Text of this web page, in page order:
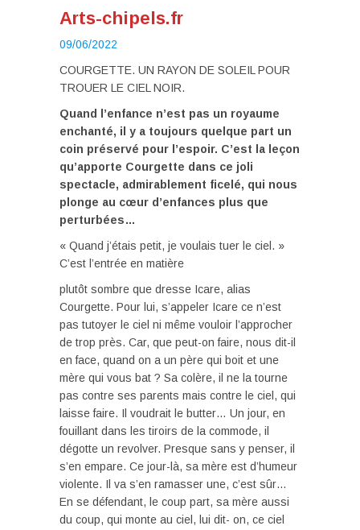
Arts-chipels.fr
09/06/2022
COURGETTE. UN RAYON DE SOLEIL POUR
TROUER LE CIEL NOIR.
Quand l’enfance n’est pas un royaume
enchanté, il y a toujours quelque part un
coin préservé pour l’espoir. C’est la leçon
qu’apporte Courgette dans ce joli
spectacle, admirablement ficelé, qui nous
plonge au cœur d’enfances plus que
perturbées…
« Quand j’étais petit, je voulais tuer le ciel. »
C’est l’entrée en matière
plutôt sombre que dresse Icare, alias
Courgette. Pour lui, s’appeler Icare ce n’est
pas tutoyer le ciel ni même vouloir l’approcher
de trop près. Car, que peut-on faire, nous dit-il
en face, quand on a un père qui boit et une
mère qui vous bat ? Sa colère, il ne la tourne
pas contre ses parents mais contre le ciel, qui
laisse faire. Il voudrait le butter… Un jour, en
fouillant dans les tiroirs de la commode, il
dégotte un revolver. Presque sans y penser, il
s’en empare. Ce jour-là, sa mère est d’humeur
violente. Il va s’en ramasser une, c’est sûr…
En se défendant, le coup part, sa mère aussi
du coup, qui monte au ciel, lui dit- on, ce ciel